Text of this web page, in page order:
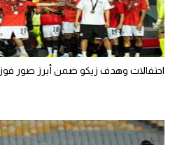
احتفالات وهدف زيكو ضمن أبرز صور